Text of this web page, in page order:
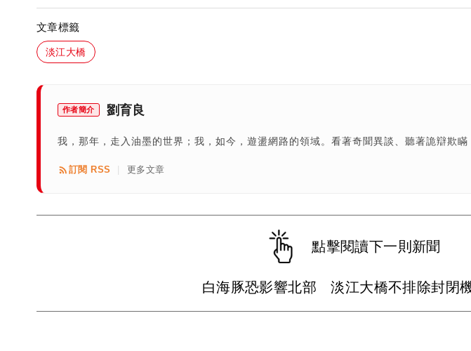
文章標籤
淡江大橋
作者簡介 劉育良
我，那年，走入油墨的世界；我，如今，遊盪網路的領域。看著奇聞異談、聽著詭辯欺瞞
訂閱 RSS 更多文章
點擊閱讀下一則新聞
白海豚恐影響北部 淡江大橋不排除封閉